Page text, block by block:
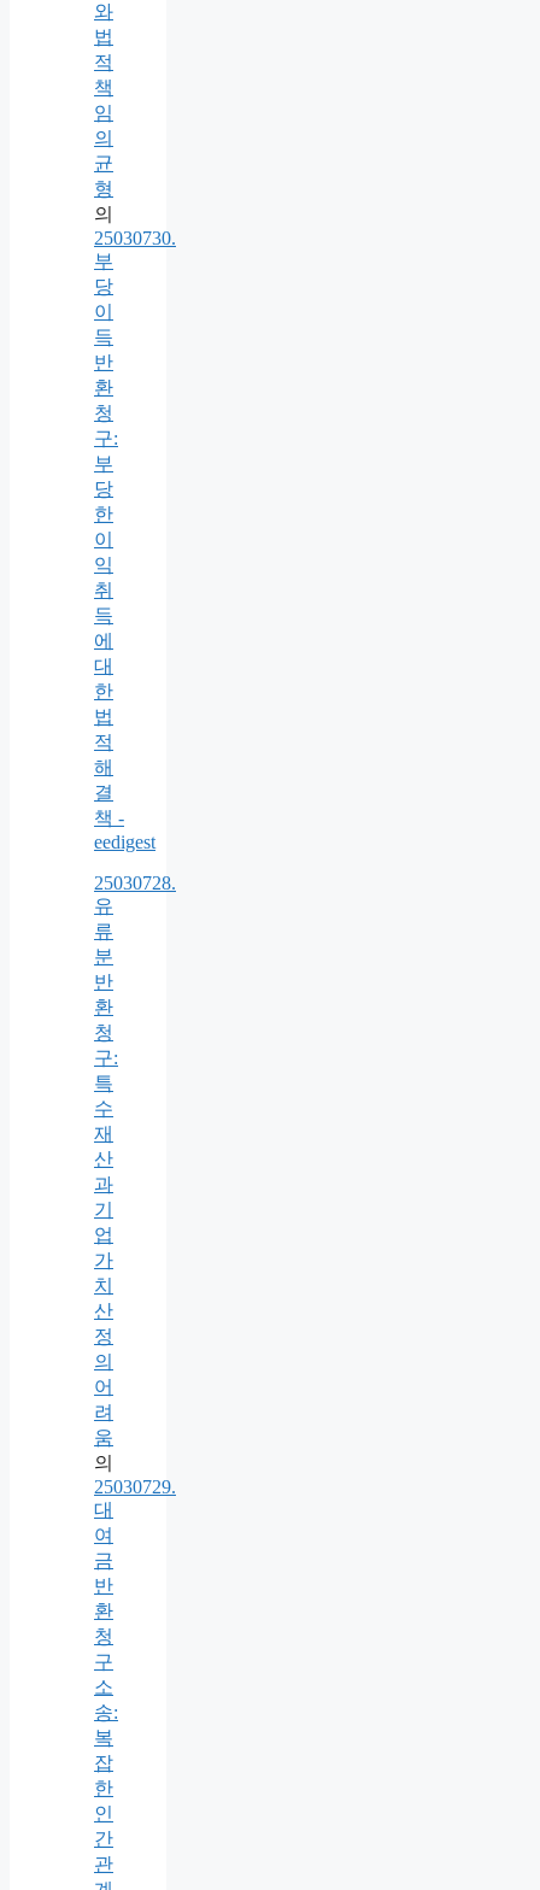
와
법
적
책
임
의
균
형
의
25030730.
부
당
이
득
반
환
청
구:
부
당
한
이
익
취
득
에
대
한
법
적
해
결
책 -
eedigest
25030728.
유
류
분
반
환
청
구:
특
수
재
산
과
기
업
가
치
산
정
의
어
려
움
의
25030729.
대
여
금
반
환
청
구
소
송:
복
잡
한
인
간
관